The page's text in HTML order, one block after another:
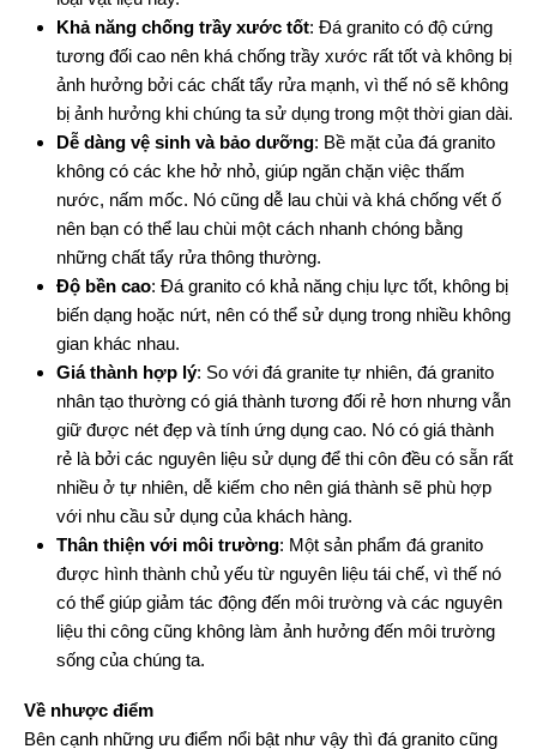
Khả năng chống trầy xước tốt: Đá granito có độ cứng
tương đối cao nên khá chống trầy xước rất tốt và không bị
ảnh hưởng bởi các chất tẩy rửa mạnh, vì thế nó sẽ không
bị ảnh hưởng khi chúng ta sử dụng trong một thời gian dài.
Dễ dàng vệ sinh và bảo dưỡng: Bề mặt của đá granito
không có các khe hở nhỏ, giúp ngăn chặn việc thấm
nước, nấm mốc. Nó cũng dễ lau chùi và khá chống vết ố
nên bạn có thể lau chùi một cách nhanh chóng bằng
những chất tẩy rửa thông thường.
Độ bền cao: Đá granito có khả năng chịu lực tốt, không bị
biến dạng hoặc nứt, nên có thể sử dụng trong nhiều không
gian khác nhau.
Giá thành hợp lý: So với đá granite tự nhiên, đá granito
nhân tạo thường có giá thành tương đối rẻ hơn nhưng vẫn
giữ được nét đẹp và tính ứng dụng cao. Nó có giá thành
rẻ là bởi các nguyên liệu sử dụng để thi côn đều có sẵn rất
nhiều ở tự nhiên, dễ kiếm cho nên giá thành sẽ phù hợp
với nhu cầu sử dụng của khách hàng.
Thân thiện với môi trường: Một sản phẩm đá granito
được hình thành chủ yếu từ nguyên liệu tái chế, vì thế nó
có thể giúp giảm tác động đến môi trường và các nguyên
liệu thi công cũng không làm ảnh hưởng đến môi trường
sống của chúng ta.
Về nhược điểm
Bên cạnh những ưu điểm nổi bật như vậy thì đá granito cũng